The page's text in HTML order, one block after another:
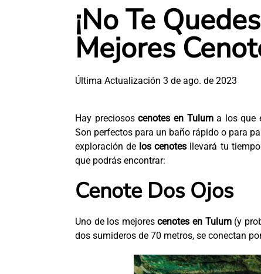
¡No Te
Mejores
Última Actualización 3 de ago. de 2023
Hay preciososcenotes en Tuluma los que
Son perfectos para un baño rápido o para
exploración de los cenotes llevará tu
que podrás encontrar:
Cenote Dos Ojos
Uno de los mejorescenotes en Tulum(y
dos sumideros de 70 metros, se conectan